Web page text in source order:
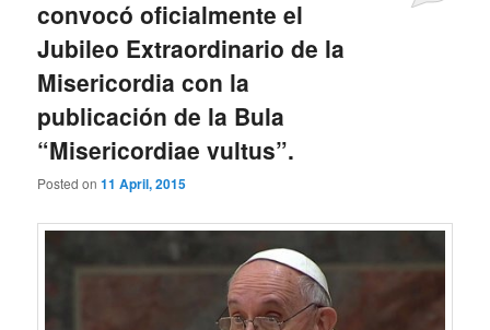
convocó oficialmente el
Jubileo Extraordinario de la
Misericordia con la
publicación de la Bula
“Misericordiae vultus”.
Posted on11 April, 2015